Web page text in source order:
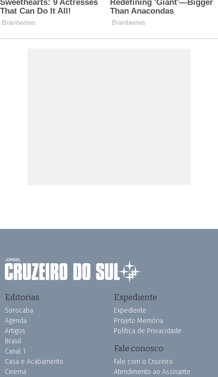
Editorias
Sorocaba
Agenda
Artigos
Brasil
Canal 1
Casa e Acabamento
Cinema
Expediente
Expediente
Projeto Memória
Política de Privacidade
Fale conosco
Fale com o Cruzeiro
Atendimento ao Assinante